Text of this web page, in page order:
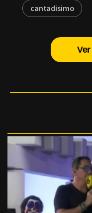
cantadisimo